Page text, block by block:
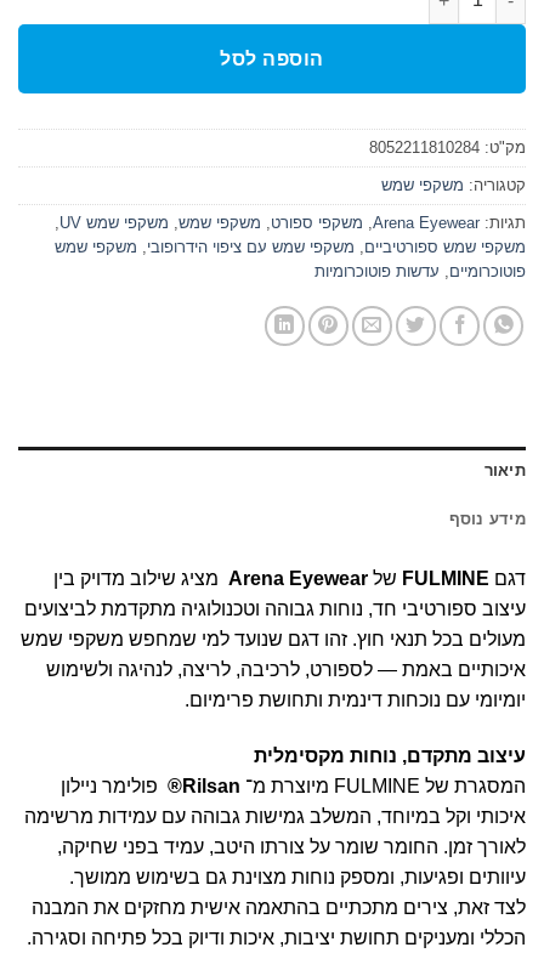
הוספה לסל
מק"ט: 8052211810284
קטגוריה: משקפי שמש
תגיות: Arena Eyewear
, משקפי ספורט, משקפי שמש, משקפי שמש UV
,
משקפי שמש ספורטיביים, משקפי שמש עם ציפוי הידרופובי, משקפי שמש
פוטוכרומיים, עדשות פוטוכרומיות
תיאור
מידע נוסף
דגם FULMINE של Arena Eyewear מציג שילוב מדויק בין
עיצוב ספורטיבי חד, נוחות גבוהה וטכנולוגיה מתקדמת לביצועים
מעולים בכל תנאי חוץ. זהו דגם שנועד למי שמחפש משקפי שמש
איכותיים באמת — לספורט, לרכיבה, לריצה, לנהיגה ולשימוש
יומיומי עם נוכחות דינמית ותחושת פרימיום.
עיצוב מתקדם, נוחות מקסימלית
המסגרת של FULMINE מיוצרת מ־
Rilsan®
פולימר ניילון
איכותי וקל במיוחד, המשלב גמישות גבוהה עם עמידות מרשימה
לאורך זמן. החומר שומר על צורתו היטב, עמיד בפני שחיקה,
עיוותים ופגיעות, ומספק נוחות מצוינת גם בשימוש ממושך.
לצד זאת, צירים מתכתיים בהתאמה אישית מחזקים את המבנה
הכללי ומעניקים תחושת יציבות, איכות ודיוק בכל פתיחה וסגירה.